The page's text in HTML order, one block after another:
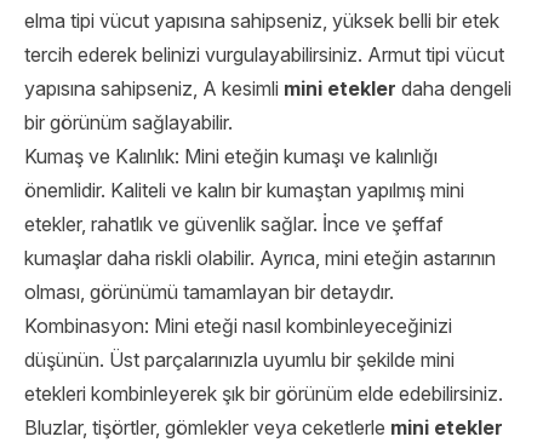
elma tipi vücut yapısına sahipseniz, yüksek belli bir etek
tercih ederek belinizi vurgulayabilirsiniz. Armut tipi vücut
yapısına sahipseniz, A kesimli mini etekler daha dengeli
bir görünüm sağlayabilir.
Kumaş ve Kalınlık: Mini eteğin kumaşı ve kalınlığı
önemlidir. Kaliteli ve kalın bir kumaştan yapılmış mini
etekler, rahatlık ve güvenlik sağlar. İnce ve şeffaf
kumaşlar daha riskli olabilir. Ayrıca, mini eteğin astarının
olması, görünümü tamamlayan bir detaydır.
Kombinasyon: Mini eteği nasıl kombinleyeceğinizi
düşünün. Üst parçalarınızla uyumlu bir şekilde mini
etekleri kombinleyerek şık bir görünüm elde edebilirsiniz.
Bluzlar, tişörtler, gömlekler veya ceketlerle mini etekler